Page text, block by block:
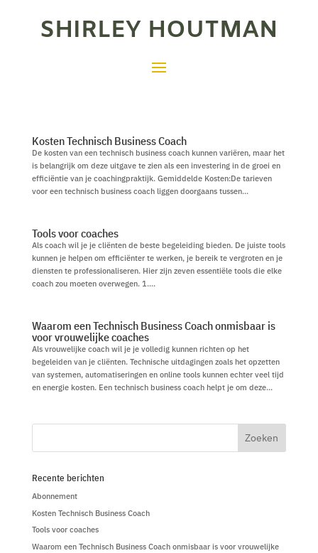
SHIRLEY HOUTMAN
Kosten Technisch Business Coach
De kosten van een technisch business coach kunnen variëren, maar het
is belangrijk om deze uitgave te zien als een investering in de groei en
efficiëntie van je coachingpraktijk. Gemiddelde Kosten:De tarieven
voor een technisch business coach liggen doorgaans tussen...
Tools voor coaches
Als coach wil je je cliënten de beste begeleiding bieden. De juiste tools
kunnen je helpen om efficiënter te werken, je bereik te vergroten en je
diensten te professionaliseren. Hier zijn zeven essentiële tools die elke
coach zou moeten overwegen. 1....
Waarom een Technisch Business Coach onmisbaar is
voor vrouwelijke coaches
Als vrouwelijke coach wil je je volledig kunnen richten op het
begeleiden van je cliënten. Technische uitdagingen zoals het opzetten
van systemen, automatiseringen en online tools kunnen echter veel tijd
en energie kosten. Een technisch business coach helpt je om deze...
Recente berichten
Abonnement
Kosten Technisch Business Coach
Tools voor coaches
Waarom een Technisch Business Coach onmisbaar is voor vrouwelijke